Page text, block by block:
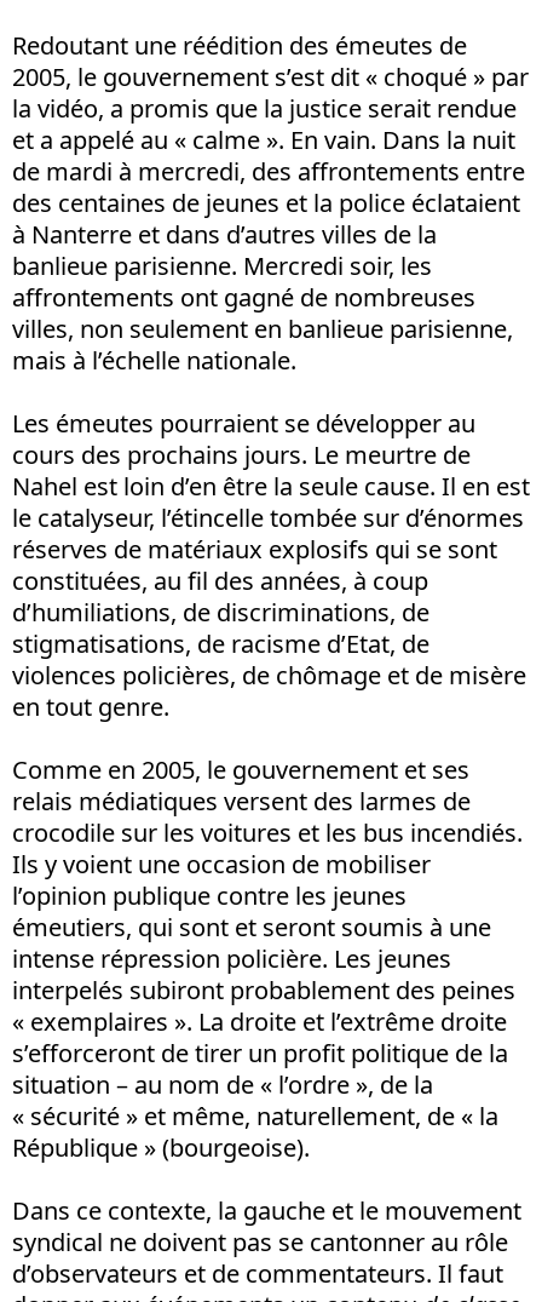
Redoutant une réédition des émeutes de
2005, le gouvernement s’est dit « choqué » par
la vidéo, a promis que la justice serait rendue
et a appelé au « calme ». En vain. Dans la nuit
de mardi à mercredi, des affrontements entre
des centaines de jeunes et la police éclataient
à Nanterre et dans d’autres villes de la
banlieue parisienne. Mercredi soir, les
affrontements ont gagné de nombreuses
villes, non seulement en banlieue parisienne,
mais à l’échelle nationale.
Les émeutes pourraient se développer au
cours des prochains jours. Le meurtre de
Nahel est loin d’en être la seule cause. Il en est
le catalyseur, l’étincelle tombée sur d’énormes
réserves de matériaux explosifs qui se sont
constituées, au fil des années, à coup
d’humiliations, de discriminations, de
stigmatisations, de racisme d’Etat, de
violences policières, de chômage et de misère
en tout genre.
Comme en 2005, le gouvernement et ses
relais médiatiques versent des larmes de
crocodile sur les voitures et les bus incendiés.
Ils y voient une occasion de mobiliser
l’opinion publique contre les jeunes
émeutiers, qui sont et seront soumis à une
intense répression policière. Les jeunes
interpelés subiront probablement des peines
« exemplaires ». La droite et l’extrême droite
s’efforceront de tirer un profit politique de la
situation – au nom de « l’ordre », de la
« sécurité » et même, naturellement, de « la
République » (bourgeoise).
Dans ce contexte, la gauche et le mouvement
syndical ne doivent pas se cantonner au rôle
d’observateurs et de commentateurs. Il faut